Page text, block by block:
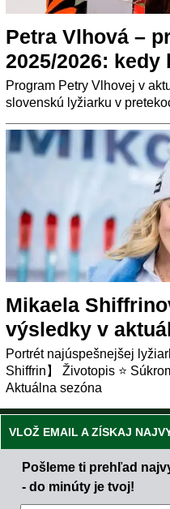
Petra Vlhová –
2025/2026:
Program Petry Vlhovej v
slovenskú lyžiarku v
Mikaela
výsledky v
Portrét najúspešnejšej
Shiffrin】 Životopis ⭐
Aktuálna sezóna
VLOŽ EMAIL A ZÍSKAJ
Pošleme ti prehľad
- do minúty je tvoj!